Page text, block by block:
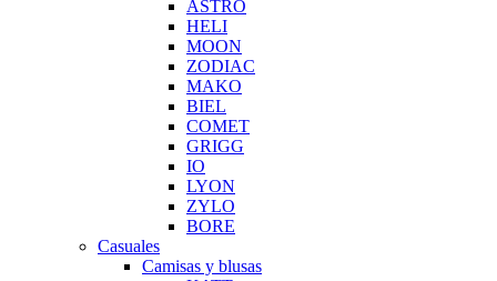
ASTRO
HELI
MOON
ZODIAC
MAKO
BIEL
COMET
GRIGG
IO
LYON
ZYLO
BORE
Casuales
Camisas y blusas